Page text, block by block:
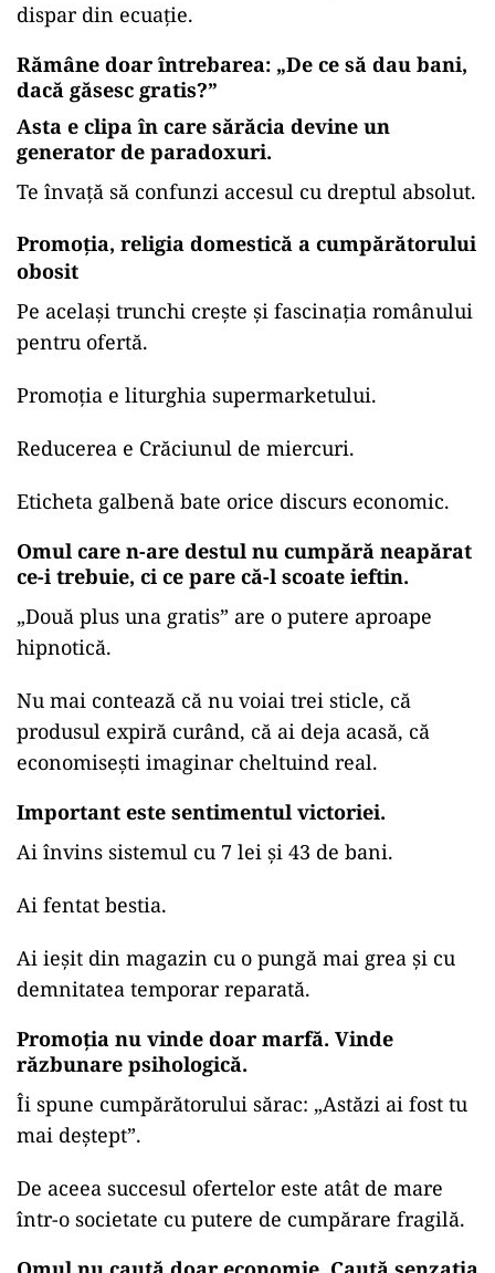
dispar din ecuație.
Rămâne doar întrebarea: „De ce să dau bani,
dacă găsesc gratis?”
Asta e clipa în care sărăcia devine un
generator de paradoxuri.
Te învață să confunzi accesul cu dreptul absolut.
Promoția, religia domestică a cumpărătorului
obosit
Pe același trunchi crește și fascinația românului
pentru ofertă.
Promoția e liturghia supermarketului.
Reducerea e Crăciunul de miercuri.
Eticheta galbenă bate orice discurs economic.
Omul care n-are destul nu cumpără neapărat
ce-i trebuie, ci ce pare că-l scoate ieftin.
„Două plus una gratis” are o putere aproape
hipnotică.
Nu mai contează că nu voiai trei sticle, că
produsul expiră curând, că ai deja acasă, că
economisești imaginar cheltuind real.
Important este sentimentul victoriei.
Ai învins sistemul cu 7 lei și 43 de bani.
Ai fentat bestia.
Ai ieșit din magazin cu o pungă mai grea și cu
demnitatea temporar reparată.
Promoția nu vinde doar marfă. Vinde
răzbunare psihologică.
Îi spune cumpărătorului sărac: „Astăzi ai fost tu
mai deștept”.
De aceea succesul ofertelor este atât de mare
într-o societate cu putere de cumpărare fragilă.